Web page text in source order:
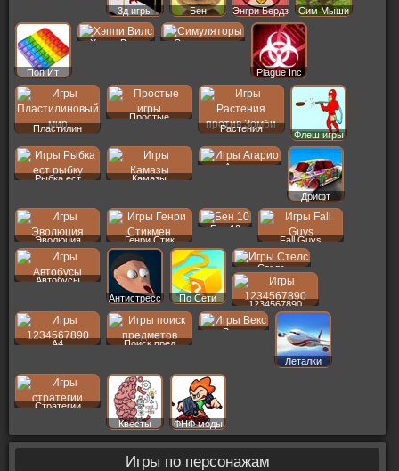
3д игры
Бен Энгри Бердз Сим Мыши
Поп Ит
Хэппи Вилс Симуляторы
Plague Inc
Пластилин
Простые
Растения
Флеш игры
Рыбка ест Камазы
Агарио
Дрифт
Эволюция Генри Стик
Бен 10
Fall Guys
Автобусы
Антистресс
По Сети
Стелс
1234567890
A4 Поиск пред
Векс
Леталки
Стратегии
Квесты
ФНФ моды
Игры по персонажам